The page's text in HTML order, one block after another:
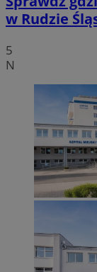
w Rudzie
5
N